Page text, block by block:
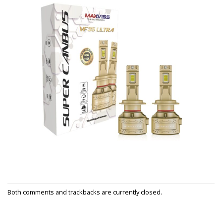
Both comments and trackbacks are currently closed.